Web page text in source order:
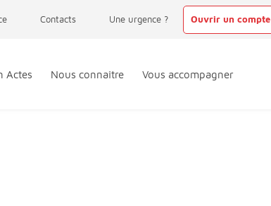
Contacts Une urgence ? Ouvrir un compte
Actes Nous connaître Vous accompagner